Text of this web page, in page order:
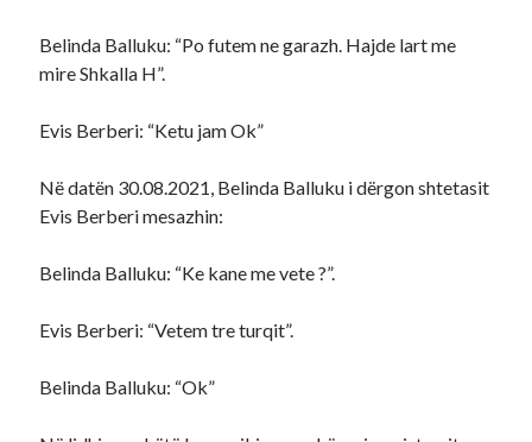
Belinda Balluku: “Po futem ne garazh. Hajde lart me
mire Shkalla H”.
Evis Berberi: “Ketu jam Ok”
Në datën 30.08.2021, Belinda Balluku i dërgon shtetasit
Evis Berberi mesazhin:
Belinda Balluku: “Ke kane me vete ?”.
Evis Berberi: “Vetem tre turqit”.
Belinda Balluku: “Ok”